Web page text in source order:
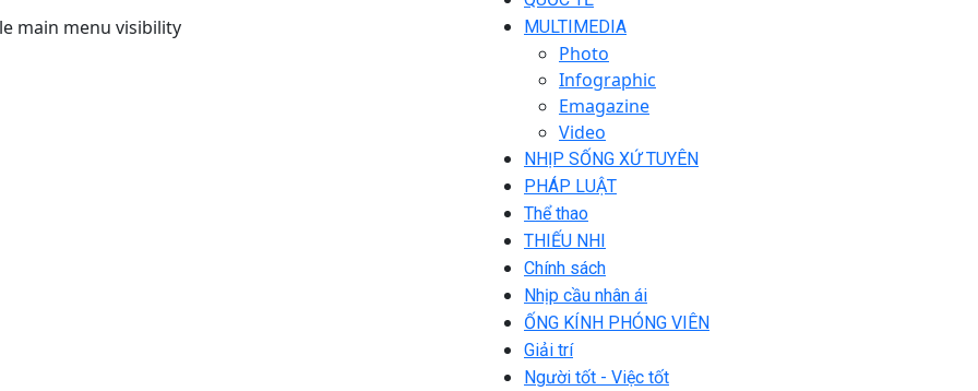
main menu visibility
MULTIMEDIA
Photo
Infographic
Emagazine
Video
NHỊP SỐNG XỨ TUYÊN
PHÁP LUẬT
Thể thao
THIẾU NHI
Chính sách
Nhịp cầu nhân ái
ỐNG KÍNH PHÓNG VIÊN
Giải trí
Người tốt - Việc tốt